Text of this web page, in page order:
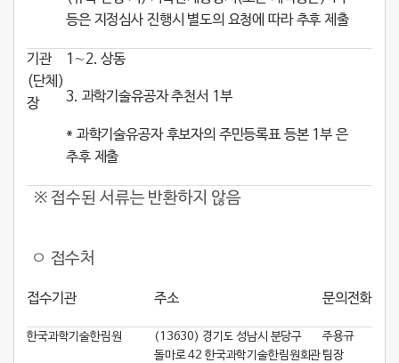
등은 지정심사 진행시 별도의 요청에 따라 추후 제출
기관
(단체)
장
1∼2. 상동
3. 과학기술유공자 추천서 1부
* 과학기술유공자 후보자의 주민등록표 등본 1부 은
추후 제출
※ 접수된 서류는 반환하지 않음
ㅇ 접수처
접수기관 주소 문의전화
한국과학기술한림원
(13630) 경기도 성남시 분당구
돌마로 42 한국과학기술한림원회관
주용규
팀장